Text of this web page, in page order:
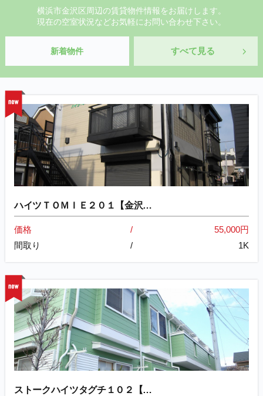
横浜市金沢区周辺の賃貸物件情報をお届けします。
現在の空室状況などお気軽にお問い合わせ下さい。
新着物件 すべて見る
ハイツＴＯＭＩＥ２０１【金沢…
価格
55,000円
間取り
1K
ストークハイツタグチ１０２【…